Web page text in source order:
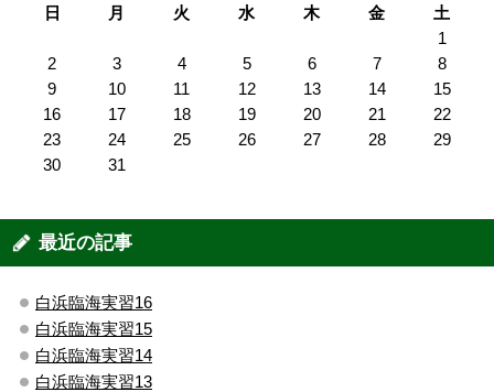
日
月 火 水 木 金
土
1
2
3 4 5 6 7
8
9
10 11 12 13 14
15
16
17 18 19 20 21
22
23
24 25 26 27 28
29
30
31
最近の記事
白浜臨海実習16
白浜臨海実習15
白浜臨海実習14
白浜臨海実習13